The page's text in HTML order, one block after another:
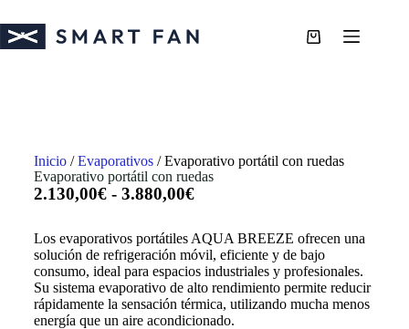
Inicio/Evaporativos/ Evaporativo portátil con ruedas
Evaporativo portátil con ruedas
2.130,00€ - 3.880,00€
Los evaporativos portátiles AQUA BREEZE ofrecen una
solución de refrigeración móvil, eficiente y de bajo
consumo, ideal para espacios industriales y profesionales.
Su sistema evaporativo de alto rendimiento permite reducir
rápidamente la sensación térmica, utilizando mucha menos
energía que un aire acondicionado.